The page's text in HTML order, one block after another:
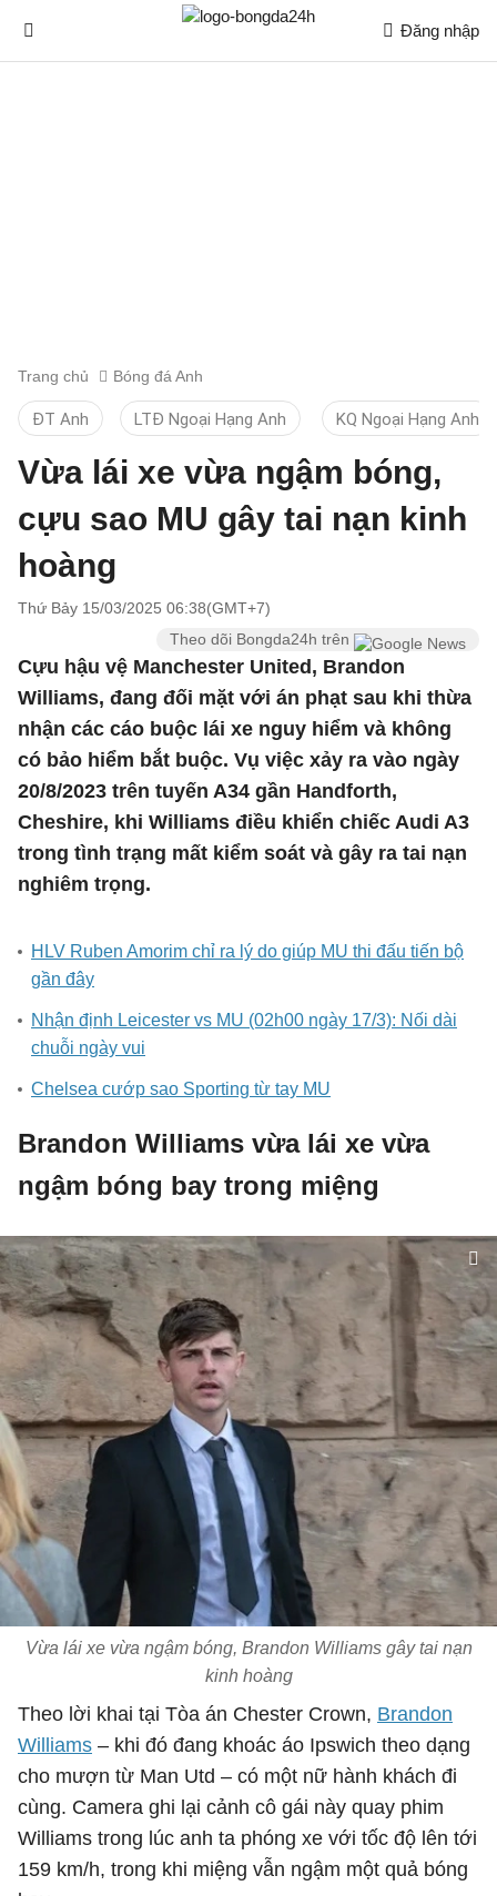
Đăng nhập
Trang chủ Bóng đá Anh
ĐT Anh LTĐ Ngoại Hạng Anh KQ Ngoại Hạng Anh
Vừa lái xe vừa ngậm bóng,
cựu sao MU gây tai nạn kinh
hoàng
Thứ Bảy 15/03/2025 06:38(GMT+7)
Theo dõi Bongda24h trên
Cựu hậu vệ Manchester United, Brandon
Williams, đang đối mặt với án phạt sau khi thừa
nhận các cáo buộc lái xe nguy hiểm và không
có bảo hiểm bắt buộc. Vụ việc xảy ra vào ngày
20/8/2023 trên tuyến A34 gần Handforth,
Cheshire, khi Williams điều khiển chiếc Audi A3
trong tình trạng mất kiểm soát và gây ra tai nạn
nghiêm trọng.
HLV Ruben Amorim chỉ ra lý do giúp MU thi đấu tiến bộ
gần đây
Nhận định Leicester vs MU (02h00 ngày 17/3): Nối dài
chuỗi ngày vui
Chelsea cướp sao Sporting từ tay MU
Brandon Williams vừa lái xe vừa
ngậm bóng bay trong miệng
Vừa lái xe vừa ngậm bóng, Brandon Williams gây tai nạn
kinh hoàng
Theo lời khai tại Tòa án Chester Crown, Brandon
Williams – khi đó đang khoác áo Ipswich theo dạng
cho mượn từ Man Utd – có một nữ hành khách đi
cùng. Camera ghi lại cảnh cô gái này quay phim
Williams trong lúc anh ta phóng xe với tốc độ lên tới
159 km/h, trong khi miệng vẫn ngậm một quả bóng